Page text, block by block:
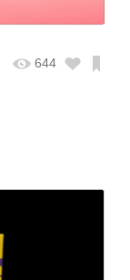
644